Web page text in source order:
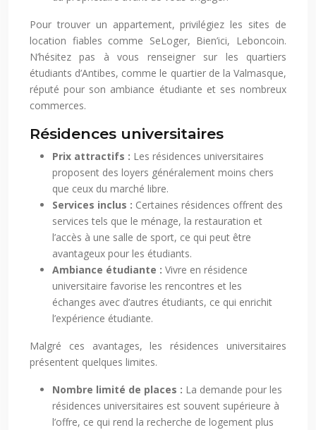
Pour trouver un appartement, privilégiez les sites de
location fiables comme SeLoger, Bien’ici, Leboncoin.
N’hésitez pas à vous renseigner sur les quartiers
étudiants d’Antibes, comme le quartier de la Valmasque,
réputé pour son ambiance étudiante et ses nombreux
commerces.
Résidences universitaires
Prix attractifs : Les résidences universitaires
proposent des loyers généralement moins chers
que ceux du marché libre.
Services inclus : Certaines résidences offrent des
services tels que le ménage, la restauration et
l’accès à une salle de sport, ce qui peut être
avantageux pour les étudiants.
Ambiance étudiante : Vivre en résidence
universitaire favorise les rencontres et les
échanges avec d’autres étudiants, ce qui enrichit
l’expérience étudiante.
Malgré ces avantages, les résidences universitaires
présentent quelques limites.
Nombre limité de places : La demande pour les
résidences universitaires est souvent supérieure à
l’offre, ce qui rend la recherche de logement plus